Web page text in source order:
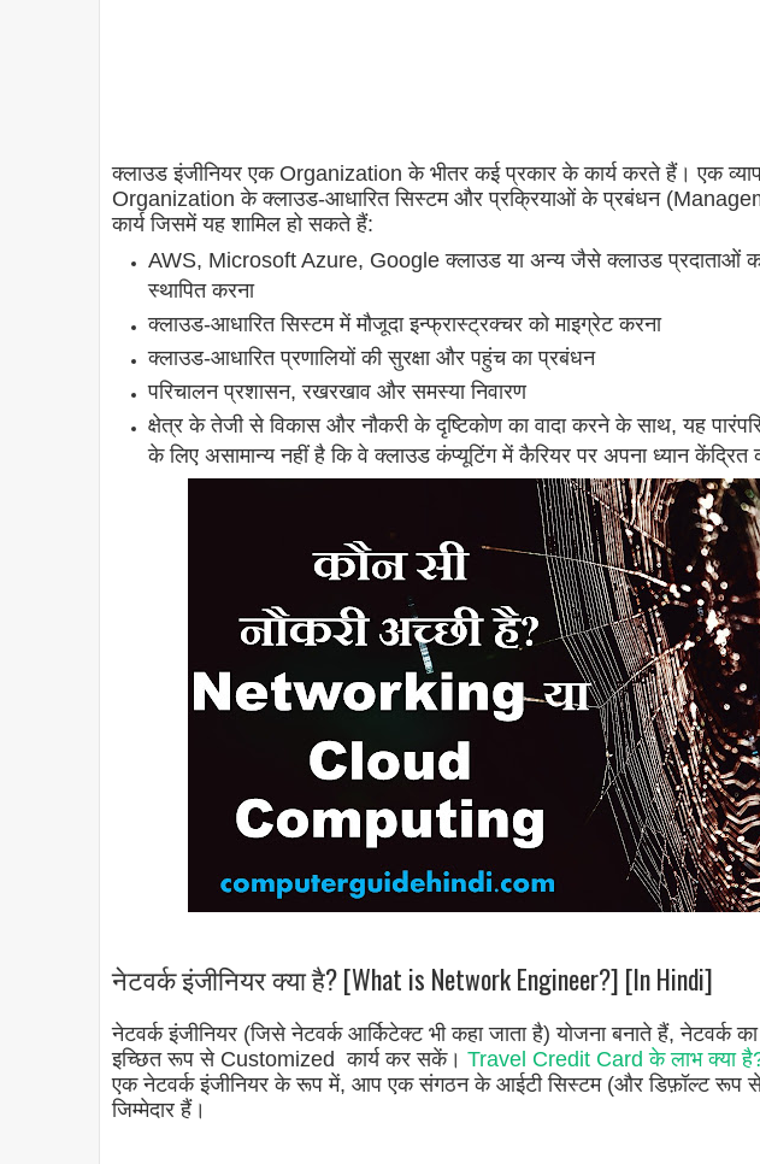
क्लाउड इंजीनियर एक Organization के भीतर कई प्रकार के कार्य करते हैं। एक
Organization के क्लाउड-आधारित सिस्टम और प्रक्रियाओं के प्रबंधन
कार्य जिसमें यह शामिल हो सकते हैं:
AWS, Microsoft Azure, Google क्लाउड या अन्य जैसे क्लाउड प्रदाताओं
स्थापित करना
क्लाउड-आधारित सिस्टम में मौजूदा इन्फ्रास्ट्रक्चर को माइग्रेट करना
क्लाउड-आधारित प्रणालियों की सुरक्षा और पहुंच का प्रबंधन
परिचालन प्रशासन, रखरखाव और समस्या निवारण
क्षेत्र के तेजी से विकास और नौकरी के दृष्टिकोण का वादा करने के साथ, यह
के लिए असामान्य नहीं है कि वे क्लाउड कंप्यूटिंग में कैरियर पर अपना ध्यान केंद्रित
नेटवर्क इंजीनियर क्या है? [What is Network Engineer?] [In Hindi]
नेटवर्क इंजीनियर (जिसे नेटवर्क आर्किटेक्ट भी कहा जाता है) योजना बनाते हैं, नेटवर्क
इच्छित रूप से Customized कार्य कर सकें। Travel Credit Card के लाभ क्या
एक नेटवर्क इंजीनियर के रूप में, आप एक संगठन के आईटी सिस्टम (और डिफ़ॉल्ट रूप
जिम्मेदार हैं।